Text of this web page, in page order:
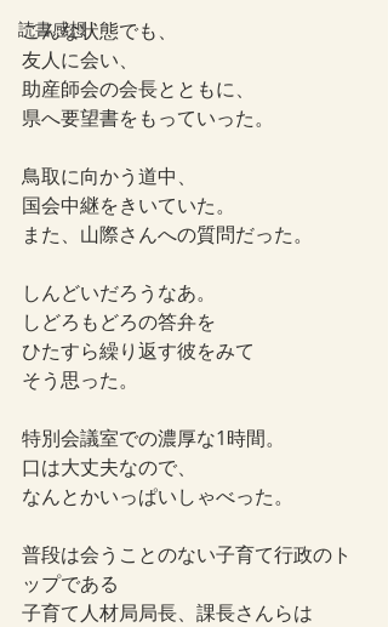
読書感想
こんな状態でも、
友人に会い、
助産師会の会長とともに、
県へ要望書をもっていった。
鳥取に向かう道中、
国会中継をきいていた。
また、山際さんへの質問だった。
しんどいだろうなあ。
しどろもどろの答弁を
ひたすら繰り返す彼をみて
そう思った。
特別会議室での濃厚な1時間。
口は大丈夫なので、
なんとかいっぱいしゃべった。
普段は会うことのない子育て行政のト
ップである
子育て人材局局長、課長さんらは